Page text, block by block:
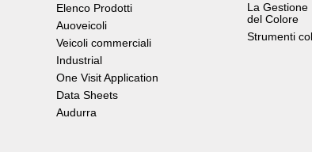
Elenco Prodotti
Auoveicoli
Veicoli commerciali
Industrial
One Visit Application
Data Sheets
Audurra
La Gestione
del Colore
Strumenti